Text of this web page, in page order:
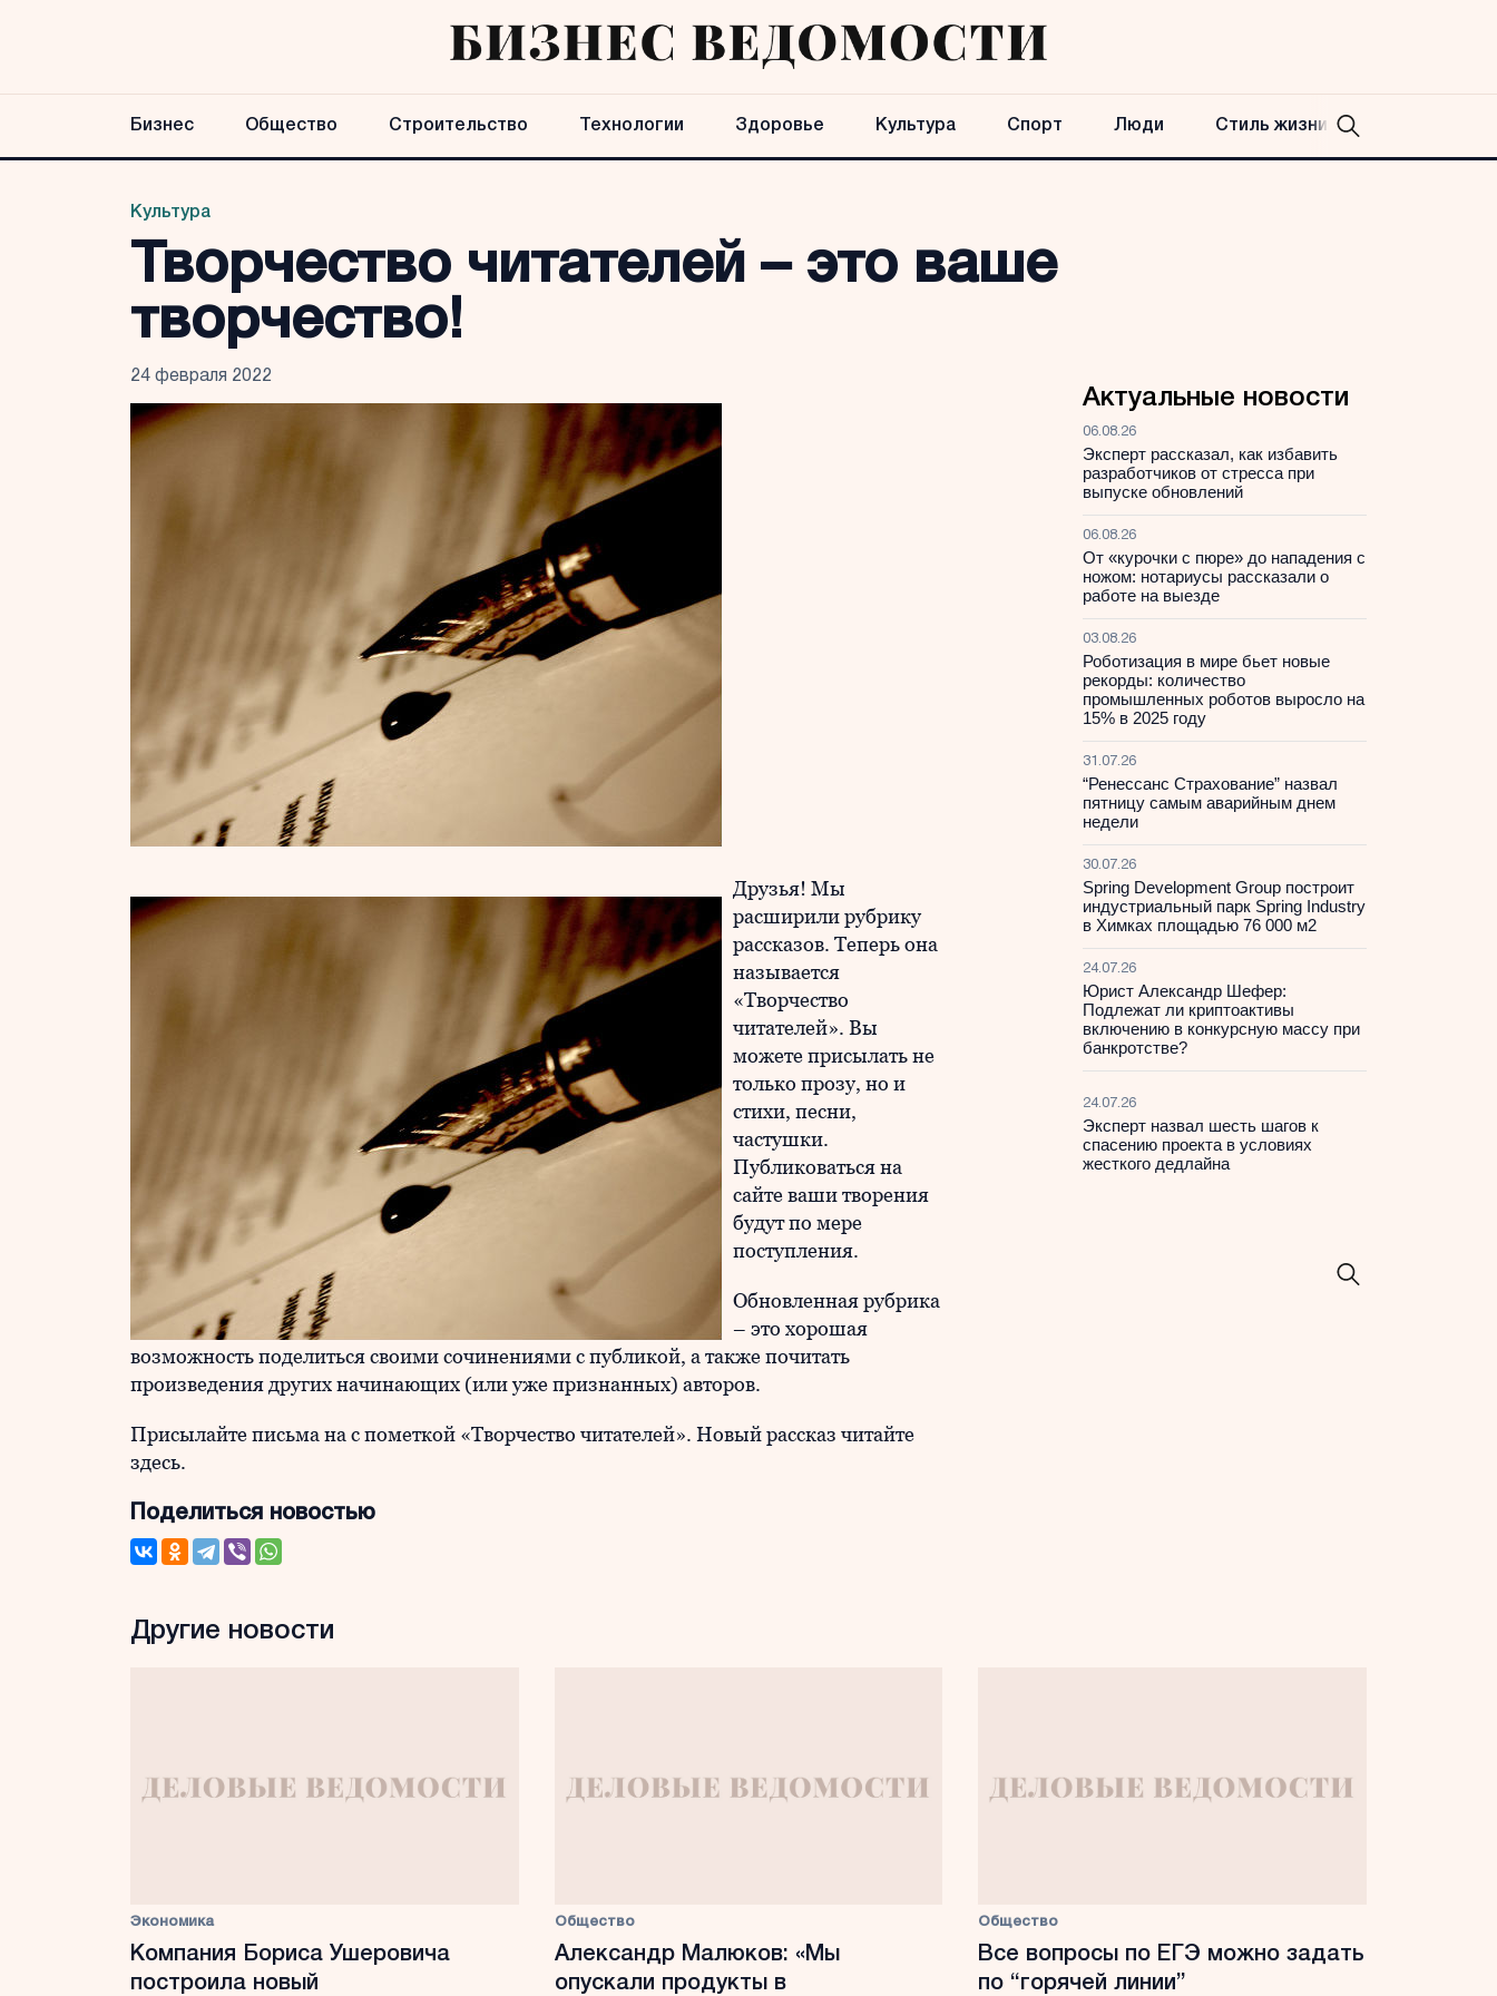
Бизнес Общество Строительство Технологии Здоровье Культура Спорт Люди Стиль жизни
Культура
Творчество читателей – это ваше
творчество!
24 февраля 2022
Друзья! Мы
расширили рубрику
рассказов. Теперь она
называется
«Творчество
читателей». Вы
можете присылать не
только прозу, но и
стихи, песни,
частушки.
Публиковаться на
сайте ваши творения
будут по мере
поступления.
Обновленная рубрика
– это хорошая
возможность поделиться своими сочинениями с публикой, а также почитать
произведения других начинающих (или уже признанных) авторов.
Присылайте письма на с пометкой «Творчество читателей». Новый рассказ читайте
здесь.
Поделиться новостью
Актуальные новости
06.08.26
Эксперт рассказал, как избавить
разработчиков от стресса при
выпуске обновлений
06.08.26
От «курочки с пюре» до нападения с
ножом: нотариусы рассказали о
работе на выезде
03.08.26
Роботизация в мире бьет новые
рекорды: количество
промышленных роботов выросло на
15% в 2025 году
31.07.26
“Ренессанс Страхование” назвал
пятницу самым аварийным днем
недели
30.07.26
Spring Development Group построит
индустриальный парк Spring Industry
в Химках площадью 76 000 м2
24.07.26
Юрист Александр Шефер:
Подлежат ли криптоактивы
включению в конкурсную массу при
банкротстве?
24.07.26
Эксперт назвал шесть шагов к
спасению проекта в условиях
жесткого дедлайна
Другие новости
Экономика
Компания Бориса Ушеровича
построила новый
Общество
Александр Малюков: «Мы
опускали продукты в
Общество
Все вопросы по ЕГЭ можно задать
по “горячей линии”